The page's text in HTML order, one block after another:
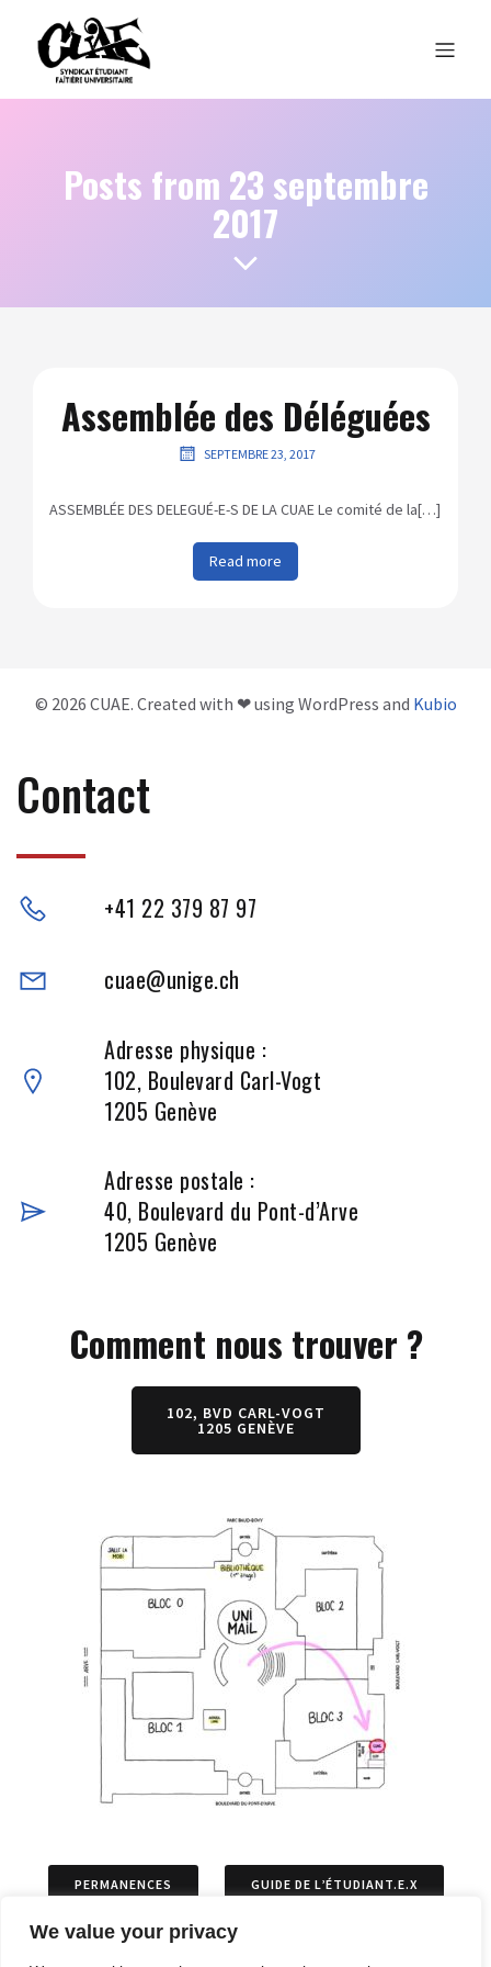
We value your privacy
Posts from 23 septembre
2017
Assemblée des Déléguées
SEPTEMBRE 23, 2017
ASSEMBLÉE DES DELEGUÉ-E-S DE LA CUAE Le comité de la[…]
Read more
© 2026 CUAE. Created with ❤ using WordPress and Kubio
Contact
+41 22 379 87 97
cuae@unige.ch
Adresse physique :
102, Boulevard Carl-Vogt
1205 Genève
Adresse postale :
40, Boulevard du Pont-d’Arve
1205 Genève
Comment nous trouver ?
102, BVD CARL-VOGT
1205 GENÈVE
PERMANENCES GUIDE DE L’ÉTUDIANT.E.X